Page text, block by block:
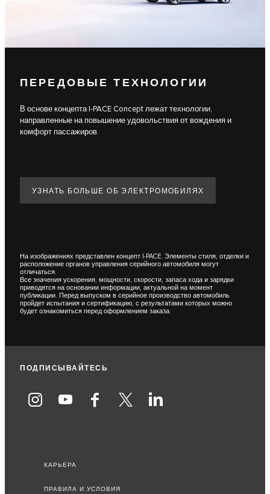
ПЕРЕДОВЫЕ ТЕХНОЛОГИИ
В основе концепта I-PACE Concept лежат технологии,
направленные на повышение удовольствия от вождения и
комфорт пассажиров.
УЗНАТЬ БОЛЬШЕ ОБ ЭЛЕКТРОМОБИЛЯХ
На изображениях представлен концепт I‑PACE. Элементы стиля, отделки и
расположение органов управления серийного автомобиля могут
отличаться.
Все значения ускорения, мощности, скорости, запаса хода и зарядки
приводятся на основании информации, актуальной на момент
публикации. Перед выпуском в серийное производство автомобиль
пройдет испытания и сертификацию, с результатами которых можно
будет ознакомиться перед оформлением заказа.
ПОДПИСЫВАЙТЕСЬ
КАРЬЕРА
ПРАВИЛА И УСЛОВИЯ